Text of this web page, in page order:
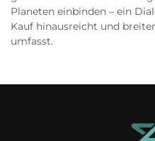
Planeten einbinden – ein
Kauf hinausreicht und
umfasst.